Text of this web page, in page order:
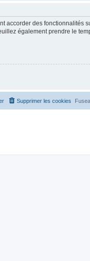
accorder des fonctionnalités
également prendre le
Supprimer les cookies